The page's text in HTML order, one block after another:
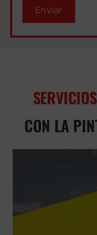
Enviar
CON LA